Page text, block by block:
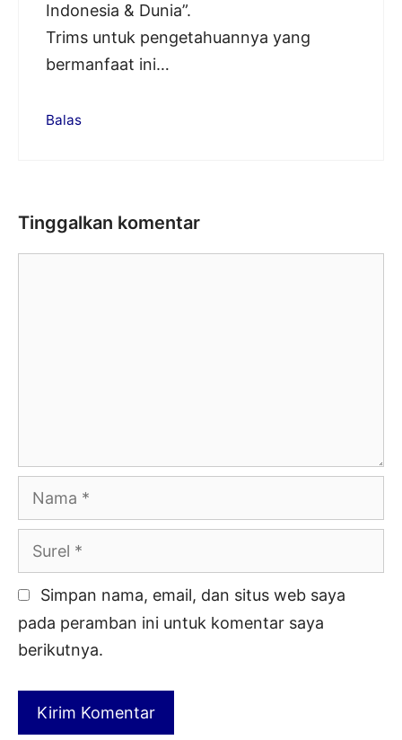
Indonesia & Dunia”.
Trims untuk pengetahuannya yang
bermanfaat ini…
Balas
Tinggalkan komentar
Nama
Surel
Simpan nama, email, dan situs web saya
pada peramban ini untuk komentar saya
berikutnya.